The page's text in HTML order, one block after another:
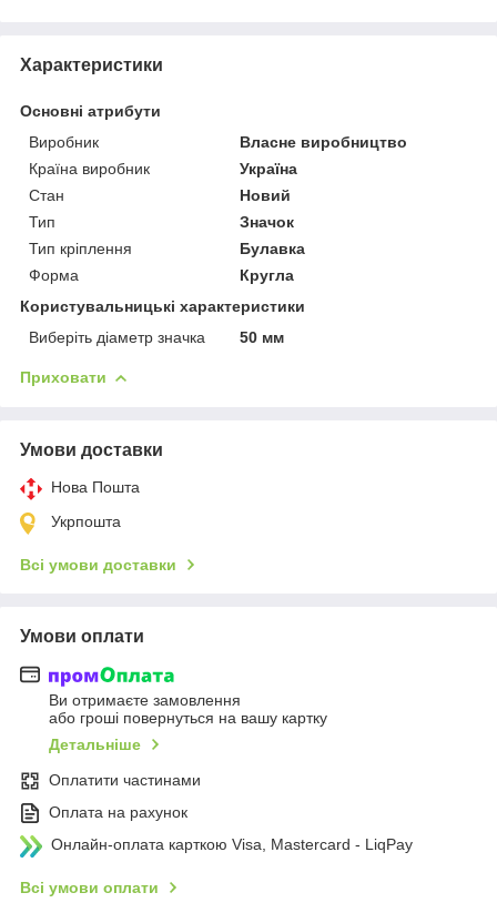
Характеристики
Основні атрибути
Виробник
Власне виробництво
Країна виробник
Україна
Стан
Новий
Тип
Значок
Тип кріплення
Булавка
Форма
Кругла
Користувальницькі характеристики
Виберіть діаметр значка
50 мм
Приховати
Умови доставки
Нова Пошта
Укрпошта
Всі умови доставки
Умови оплати
Ви отримаєте замовлення
або гроші повернуться на вашу картку
Детальніше
Оплатити частинами
Оплата на рахунок
Онлайн-оплата карткою Visa, Mastercard - LiqPay
Всі умови оплати